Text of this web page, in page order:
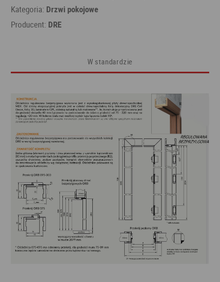
Kategoria: Drzwi pokojowe
Producent: DRE
W standardzie